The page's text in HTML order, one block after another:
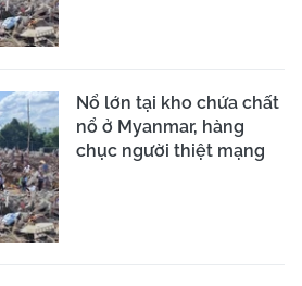
Nổ lớn tại kho chứa chất
nổ ở Myanmar, hàng
chục người thiệt mạng